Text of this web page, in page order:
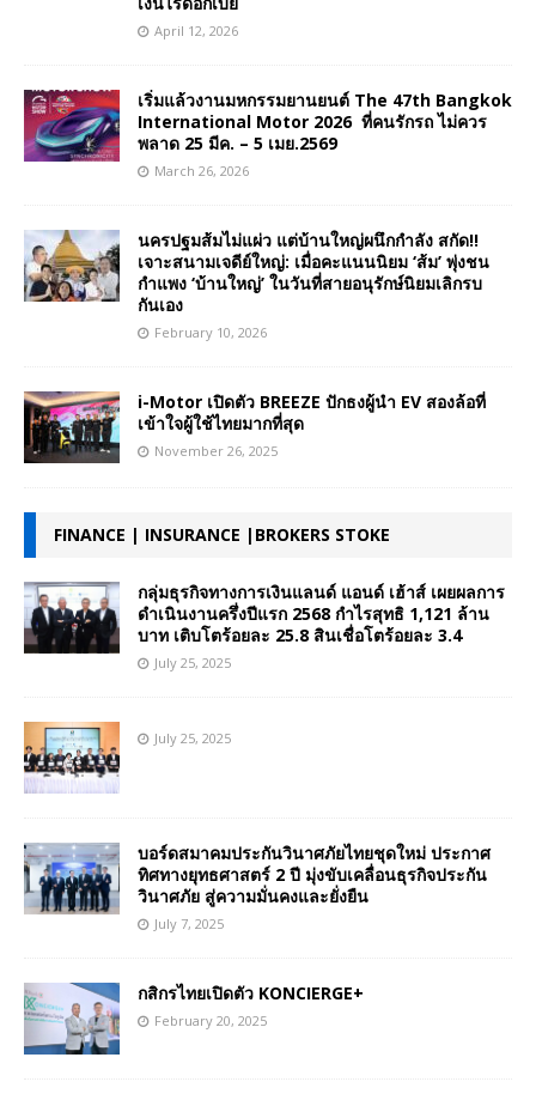
April 12, 2026
เริ่มแล้วงานมหกรรมยานยนต์ The 47th Bangkok
International Motor 2026 ที่คนรักรถ ไม่ควร
พลาด 25 มีค. – 5 เมย.2569
March 26, 2026
นครปฐมส้มไม่แผ่ว แต่บ้านใหญ่ผนึกกำลัง สกัด!!
เจาะสนามเจดีย์ใหญ่: เมื่อคะแนนนิยม ‘ส้ม’ พุ่งชน
กำแพง ‘บ้านใหญ่’ ในวันที่สายอนุรักษ์นิยมเลิกรบ
กันเอง
February 10, 2026
i-Motor เปิดตัว BREEZE ปักธงผู้นำ EV สองล้อที่
เข้าใจผู้ใช้ไทยมากที่สุด
November 26, 2025
FINANCE | INSURANCE |BROKERS STOKE
กลุ่มธุรกิจทางการเงินแลนด์ แอนด์ เฮ้าส์ เผยผลการ
ดำเนินงานครึ่งปีแรก 2568 กำไรสุทธิ 1,121 ล้าน
บาท เติบโตร้อยละ 25.8 สินเชื่อโตร้อยละ 3.4
July 25, 2025
July 25, 2025
บอร์ดสมาคมประกันวินาศภัยไทยชุดใหม่ ประกาศ
ทิศทางยุทธศาสตร์ 2 ปี มุ่งขับเคลื่อนธุรกิจประกัน
วินาศภัย สู่ความมั่นคงและยั่งยืน
July 7, 2025
กสิกรไทยเปิดตัว KONCIERGE+
February 20, 2025